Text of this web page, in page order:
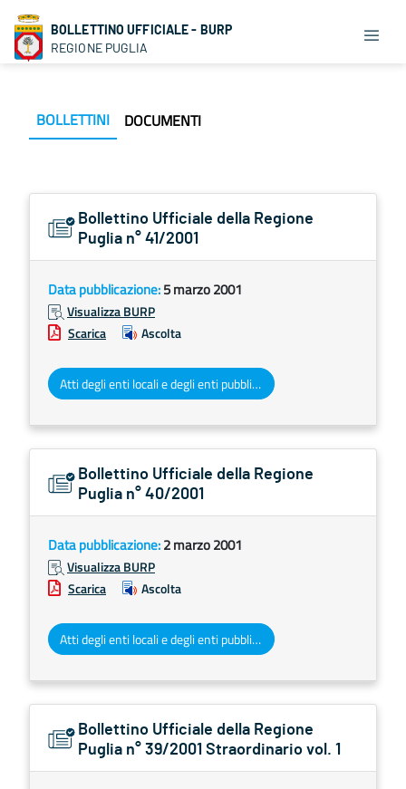
BOLLETTINO UFFICIALE - BURP
REGIONE PUGLIA
BOLLETTINI DOCUMENTI
Bollettino Ufficiale della Regione
Puglia n° 41/2001
Data pubblicazione:5 marzo 2001
Visualizza BURP
Scarica
Ascolta
Atti degli enti locali e degli enti pubblici e privati
Bollettino Ufficiale della Regione
Puglia n° 40/2001
Data pubblicazione:2 marzo 2001
Visualizza BURP
Scarica
Ascolta
Atti degli enti locali e degli enti pubblici e privati
Bollettino Ufficiale della Regione
Puglia n° 39/2001 Straordinario vol. 1